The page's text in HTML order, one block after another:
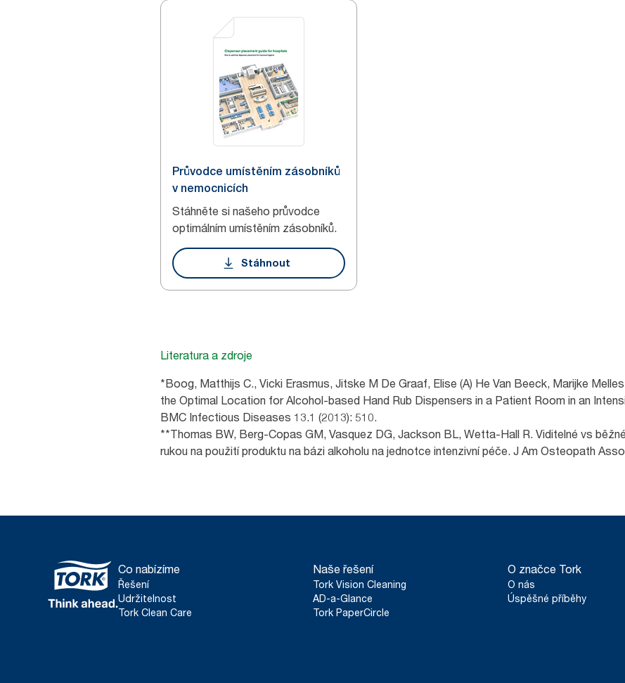
Průvodce umístěním zásobníků
v nemocnicích
Stáhněte si našeho průvodce
optimálním umístěním zásobníků.
Stáhnout
Literatura a zdroje
*Boog, Matthijs C., Vicki Erasmus, Jitske M De Graaf, Elise (A) He Van Beeck, Marijke
the Optimal Location for Alcohol-based Hand Rub Dispensers in a Patient Room in an
BMC Infectious Diseases 13.1 (2013): 510.
**Thomas BW, Berg-Copas GM, Vasquez DG, Jackson BL, Wetta-Hall R. Viditelné vs
rukou na použití produktu na bázi alkoholu na jednotce intenzivní péče. J Am Osteopath
Co nabízíme
Řešení
Udržitelnost
Tork Clean Care
Naše řešení
Tork Vision Cleaning
AD-a-Glance
Tork PaperCircle
O značce Tork
O nás
Úspěšné příběhy